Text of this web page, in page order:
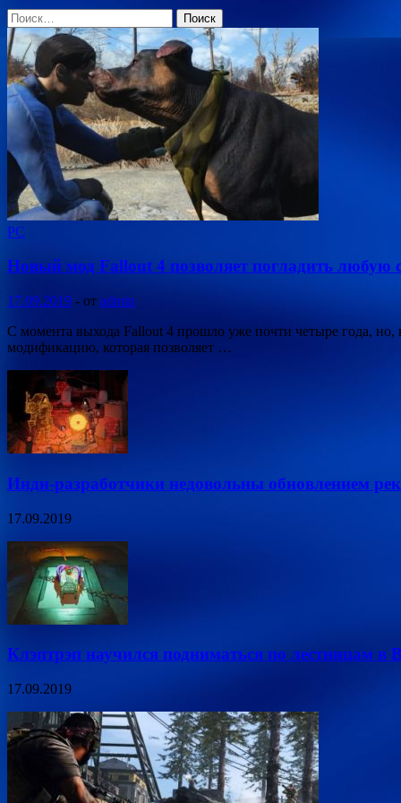
Найти:
PC
Новый мод Fallout 4 позволяет погладить любую
17.09.2019 - от admin
С момента выхода Fallout 4 прошло уже почти четыре года, но,
модификацию, которая позволяет …
Инди-разработчики недовольны обновлением
17.09.2019
Клэптрэп научился подниматься по лестницам в
17.09.2019